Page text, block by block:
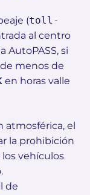
(toll-
al centro
AutoPASS, si
menos de
en horas valle
atmosférica, el
la prohibición
vehículos
de